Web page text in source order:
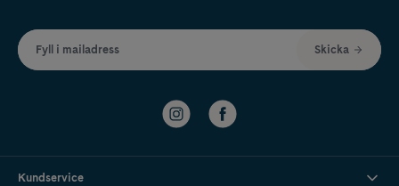
Fyll i mailadress Skicka
Kundservice